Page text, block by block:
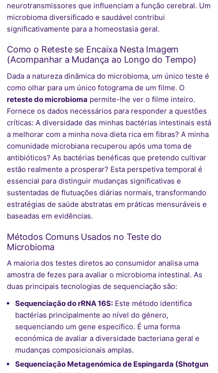
neurotransmissores que influenciam a função cerebral. Um
microbioma diversificado e saudável contribui
significativamente para a homeostasia geral.
Como o Reteste se Encaixa Nesta Imagem
(Acompanhar a Mudança ao Longo do Tempo)
Dada a natureza dinâmica do microbioma, um único teste é
como olhar para um único fotograma de um filme. O
reteste do microbioma permite-lhe ver o filme inteiro.
Fornece os dados necessários para responder a questões
críticas: A diversidade das minhas bactérias intestinais está
a melhorar com a minha nova dieta rica em fibras? A minha
comunidade microbiana recuperou após uma toma de
antibióticos? As bactérias benéficas que pretendo cultivar
estão realmente a prosperar? Esta perspetiva temporal é
essencial para distinguir mudanças significativas e
sustentadas de flutuações diárias normais, transformando
estratégias de saúde abstratas em práticas mensuráveis e
baseadas em evidências.
Métodos Comuns Usados no Teste do
Microbioma
A maioria dos testes diretos ao consumidor analisa uma
amostra de fezes para avaliar o microbioma intestinal. As
duas principais tecnologias de sequenciação são:
Sequenciação do rRNA 16S:Este método identifica
bactérias principalmente ao nível do género,
sequenciando um gene específico. É uma forma
económica de avaliar a diversidade bacteriana geral e
mudanças composicionais amplas.
Sequenciação Metagenómica de Espingarda (Shotgun